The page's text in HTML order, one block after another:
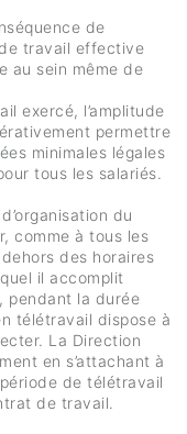
de
travail effective
au sein même de
exercé, l’amplitude
permettre
minimales légales
tous les salariés.
du
comme à tous les
des horaires
il accomplit
pendant la durée
télétravail dispose à
La Direction
en s’attachant à
de télétravail
de travail.